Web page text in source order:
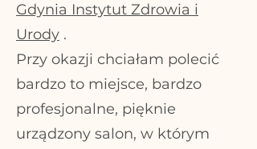
Gdynia Instytut Zdrowia i
Urody .
Przy okazji chciałam polecić
bardzo to miejsce, bardzo
profesjonalne, pięknie
urządzony salon, w którym